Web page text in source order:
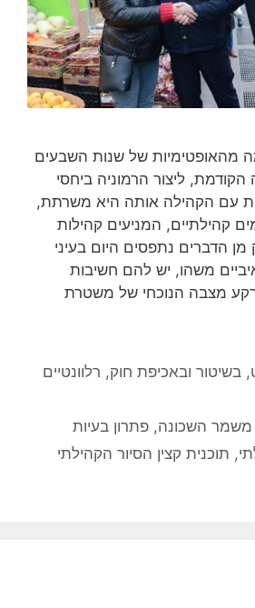
מהאופטימיות של שנות השבעים
ליצור הרמוניה ביחסי
עם הקהילה אותה היא משרתת,
קהילתיים, המניעים קהילות
הדברים נתפסים היום בעיני
משהו, יש להם חשיבות
מצבה הנוכחי של משטרת
בשיטור ובאכיפת חוק, רלוונטיים
משמר השכונה,פתרון בעיות
, תוכנית קצין הסיור הקהילתי